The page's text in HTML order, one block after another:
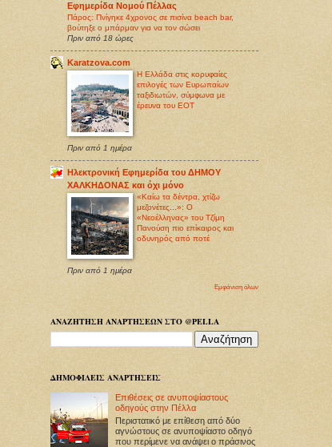
Εφημερίδα Νομού Πέλλας
Πάρος: Πνίγηκε 4χρονος σε πισίνα beach bar,
βούτηξε ο μπάρμαν για να τον σώσει
Πριν από 18 ώρες
Karatzova.com
Η Ελλάδα στις κορυφαίες
επιλογές των Ευρωπαίων
ταξιδιωτών, σύμφωνα με
έρευνα του ΕΟΤ
Πριν από 1 ημέρα
Ηλεκτρονική Εφημερίδα του ΔΗΜΟΥ
ΧΑΛΚΗΔΟΝΑΣ και όχι μόνο
«Καίω τα δέντρα, χτίζω
μεζονέτες...»: Ο
«Νεοέλληνας» του Τζίμη
Πανούση πιο επίκαιρος και
οδυνηρός από ποτέ
Πριν από 1 ημέρα
Εμφάνιση όλων
ΑΝΑΖΗΤΗΣΗ ΑΝΑΡΤΗΣΕΩΝ ΣΤΟ @PELLA
ΔΗΜΟΦΙΛΕΙΣ ΑΝΑΡΤΗΣΕΙΣ
Επιθέσεις σε ανυποψίαστους
οδηγούς στην Πέλλα
Περιστατικό με επίθεση από δύο
αγνώστους σε ανυποψίαστο οδηγό
που περίμενε να ανάψει ο πράσινος